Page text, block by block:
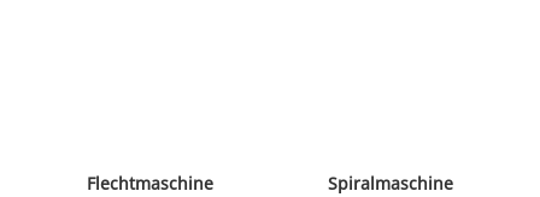
Flechtmaschine Spiralmaschine